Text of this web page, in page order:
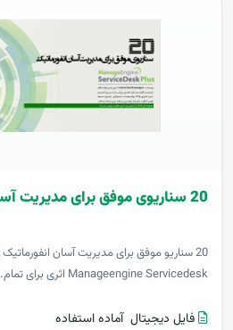
20 سناریوی موفق برای مدیریت آسان انفورماتیک
20 سناریو موفق برای مدیریت آسان
Manageengine Servicedesk اثری برای تمام..
فایل دیجیتال آماده استفاده